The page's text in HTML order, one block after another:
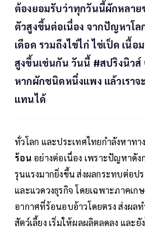
ต้องยอมรับว่าทุกวันนี้ผักหลา
ตัวสูงขึ้นต่อเนื่อง จากปัญหาโล
เดือด รวมถึงไข่ไก่ ไข่เป็ด เนื้อ
สูงขึ้นเช่นกัน วันนี้ #สปริงนิวส์
หากผักชนิดหนึ่งแพง แล้วเรา
แทนได้
ทั่วโลก และประเทศไทยกำลังหาท
ร้อน อย่างต่อเนื่อง เพราะปัญหาดัง
รุนแรงมากยิ่งขึ้น ส่งผลกระทบต่อป
และแวดวงธุรกิจ โดยเฉพาะภาคเ
อากาศที่ร้อนอบอ้าวโดยตรง ส่งผล
สัตว์เลี้ยง เริ่มให้ผลผลิตลดลง และ